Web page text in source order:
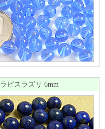
ラピスラズリ 6mm